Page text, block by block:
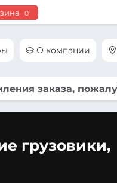
0
О компании
заказа,
грузовики,